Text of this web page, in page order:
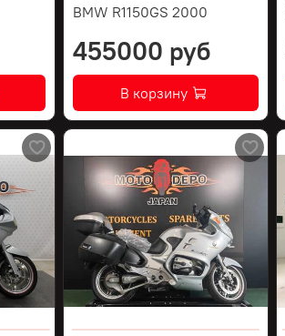
BMW R1150GS 2000
455000 руб
В корзину